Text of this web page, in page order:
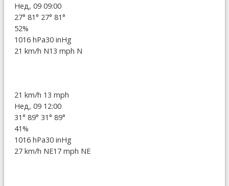
Нед, 09 09:00
27° 81° 27° 81°
52%
1016 hPa30 inHg
21 km/h N13 mph N
21 km/h 13 mph
Нед, 09 12:00
31° 89° 31° 89°
41%
1016 hPa30 inHg
27 km/h NE17 mph NE